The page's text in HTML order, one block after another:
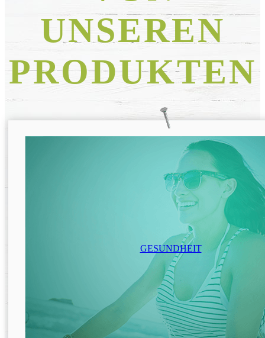
UNSEREN
PRODUKTEN
GESUNDHEIT